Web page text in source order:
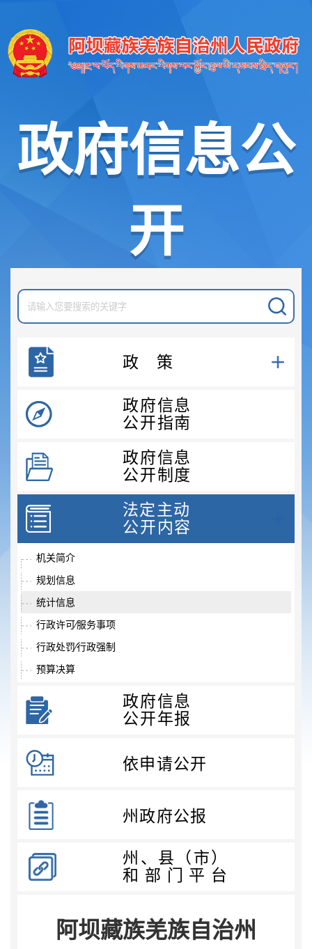
政府信息公
开
政策
政府信息
公开指南
政府信息
公开制度
法定主动
公开内容
机关简介
规划信息
统计信息
行政许可⁄服务事项
行政处罚⁄行政强制
预算决算
政府采购
重大民生信息
其他法定信息
政府信息
公开年报
依申请公开
州政府公报
州、县（市）
和部门平台
阿坝藏族羌族自治州